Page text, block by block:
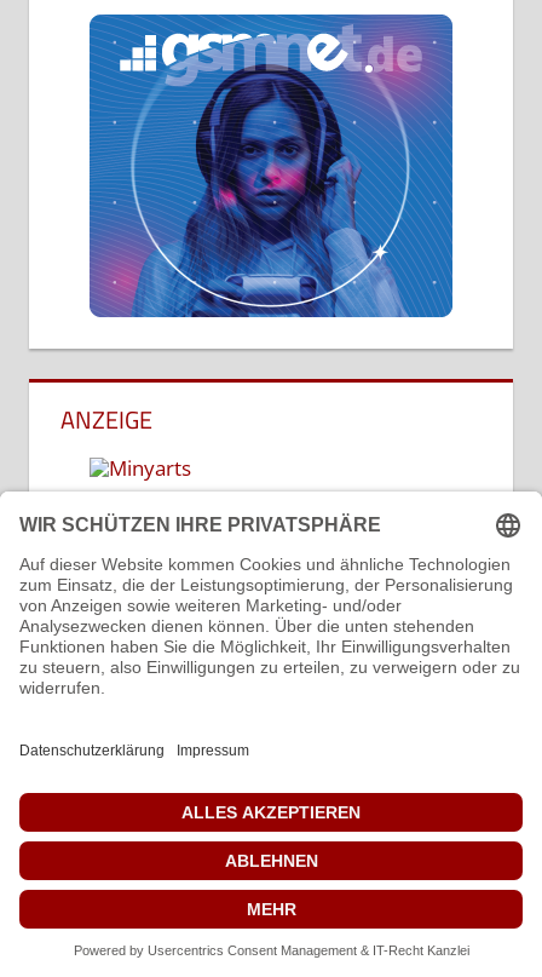
ANZEIGE
MEHR SHOP’S
Fotografie
Haus & Garten
Geschenke
Geschenke für Frauen
Geschenke für Männer